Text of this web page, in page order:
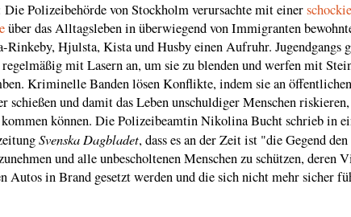
Die Polizeibehörde von Stockholm verursachte mit einer
über das Alltagsleben in überwiegend von Immigranten
Rinkeby, Hjulsta, Kista und Husby einen Aufruhr. Jugendgangs
mit Lasern an, um sie zu blenden und werfen mit
Kriminelle Banden lösen Konflikte, indem sie an
schießen und damit das Leben unschuldiger Menschen
können. Die Polizeibeamtin Nikolina Bucht schrieb in
Svenska Dagbladet, dass es an der Zeit ist "die Gegend
und alle unbescholtenen Menschen zu schützen, deren
Autos in Brand gesetzt werden und die sich nicht mehr sicher